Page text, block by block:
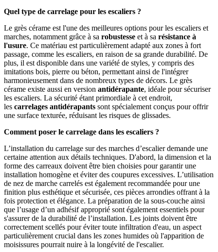
Quel type de carrelage pour les escaliers ?
Le grès cérame est l'une des meilleures options pour les escaliers et
marches, notamment grâce à sa robustesse et à sa résistance à
l'usure. Ce matériau est particulièrement adapté aux zones à fort
passage, comme les escaliers, en raison de sa grande durabilité. De
plus, il est disponible dans une variété de styles, y compris des
imitations bois, pierre ou béton, permettant ainsi de l'intégrer
harmonieusement dans de nombreux types de décors. Le grès
cérame existe aussi en version antidérapante, idéale pour sécuriser
les escaliers. La sécurité étant primordiale à cet endroit,
les carrelages antidérapants sont spécialement conçus pour offrir
une surface texturée, réduisant les risques de glissades.
Comment poser le carrelage dans les escaliers ?
L’installation du carrelage sur des marches d’escalier demande une
certaine attention aux détails techniques. D'abord, la dimension et la
forme des carreaux doivent être bien choisies pour garantir une
installation homogène et éviter des coupures excessives. L’utilisation
de nez de marche carrelés est également recommandée pour une
finition plus esthétique et sécurisée, ces pièces arrondies offrant à la
fois protection et élégance. La préparation de la sous-couche ainsi
que l’usage d’un adhésif approprié sont également essentiels pour
s'assurer de la durabilité de l’installation. Les joints doivent être
correctement scellés pour éviter toute infiltration d'eau, un aspect
particulièrement crucial dans les zones humides où l'apparition de
moisissures pourrait nuire à la longévité de l'escalier.